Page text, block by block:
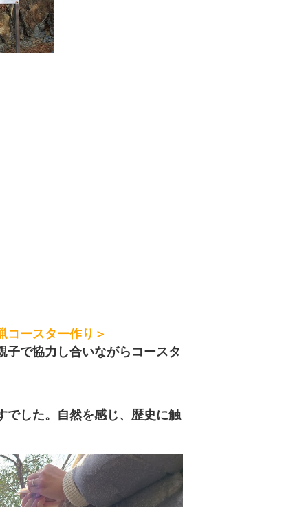
コースター作り＞
子で協力し合いながらコースタ
でした。自然を感じ、歴史に触